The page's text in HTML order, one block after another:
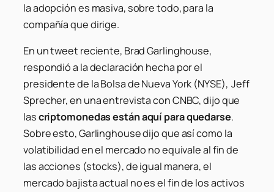
la adopción es masiva, sobre todo, para la
compañía que dirige.
En un tweet reciente, Brad Garlinghouse,
respondió a la declaración hecha por el
presidente de la Bolsa de Nueva York (NYSE), Jeff
Sprecher, en una entrevista con CNBC, dijo que
lascriptomonedas están aquí para quedarse.
Sobre esto, Garlinghouse dijo que así como la
volatibilidad en el mercado no equivale al fin de
lasacciones (stocks), de igual manera, el
mercado bajista actual no es el fin de los activos